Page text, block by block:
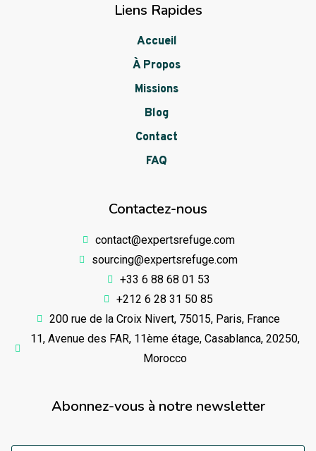
Liens Rapides
Accueil
À Propos
Missions
Blog
Contact
FAQ
Contactez-nous
contact@expertsrefuge.com
sourcing@expertsrefuge.com
+33 6 88 68 01 53
+212 6 28 31 50 85
200 rue de la Croix Nivert, 75015, Paris, France
11, Avenue des FAR, 11ème étage, Casablanca, 20250,
Morocco
Abonnez-vous à notre newsletter